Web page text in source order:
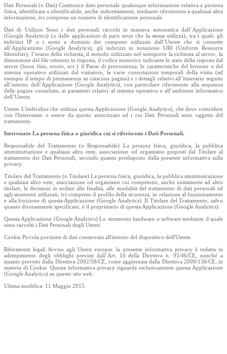
Dati Personali (o Dati) Costituisce dato personale qualunque informazione relativa a persona
fisica, identificata o identificabile, anche indirettamente, mediante riferimento a qualsiasi altra
informazione, ivi compreso un numero di identificazione personale.
Dati di Utilizzo Sono i dati personali raccolti in maniera automatica dall’Applicazione
(Google Analytics) (o dalle applicazioni di parti terze che la stessa utilizza), tra i quali: gli
indirizzi IP o i nomi a dominio dei computer utilizzati dall’Utente che si connette
all’Applicazione (Google Analytics), gli indirizzi in notazione URI (Uniform Resource
Identifier), l’orario della richiesta, il metodo utilizzato nel sottoporre la richiesta al server, la
dimensione del file ottenuto in risposta, il codice numerico indicante lo stato della risposta dal
server (buon fine, errore, ecc.) il Paese di provenienza, le caratteristiche del browser e del
sistema operativo utilizzati dal visitatore, le varie connotazioni temporali della visita (ad
esempio il tempo di permanenza su ciascuna pagina) e i dettagli relativi all’itinerario seguito
all’interno dell’Applicazione (Google Analytics), con particolare riferimento alla sequenza
delle pagine consultate, ai parametri relativi al sistema operativo e all’ambiente informatico
dell’Utente.
Utente L'individuo che utilizza questa Applicazione (Google Analytics), che deve coincidere
con l'Interessato o essere da questo autorizzato ed i cui Dati Personali sono oggetto del
trattamento.
Interessato La persona fisica o giuridica cui si riferiscono i Dati Personali.
Responsabile del Trattamento (o Responsabile) La persona fisica, giuridica, la pubblica
amministrazione e qualsiasi altro ente, associazione od organismo preposti dal Titolare al
trattamento dei Dati Personali, secondo quanto predisposto dalla presente informativa sulla
privacy.
Titolare del Trattamento (o Titolare) La persona fisica, giuridica, la pubblica amministrazione
e qualsiasi altro ente, associazione od organismo cui competono, anche unitamente ad altro
titolare, le decisioni in ordine alle finalità, alle modalità del trattamento di dati personali ed
agli strumenti utilizzati, ivi compreso il profilo della sicurezza, in relazione al funzionamento
e alla fruizione di questa Applicazione (Google Analytics). Il Titolare del Trattamento, salvo
quanto diversamente specificato, è il proprietario di questa Applicazione (Google Analytics).
Questa Applicazione (Google Analytics) Lo strumento hardware o software mediante il quale
sono raccolti i Dati Personali degli Utenti.
Cookie Piccola porzione di dati conservata all'interno del dispositivo dell'Utente.
Riferimenti legali Avviso agli Utenti europei: la presente informativa privacy è redatta in
adempimento degli obblighi previsti dall’Art. 10 della Direttiva n. 95/46/CE, nonché a
quanto previsto dalla Direttiva 2002/58/CE, come aggiornata dalla Direttiva 2009/136/CE, in
materia di Cookie. Questa informativa privacy riguarda esclusivamente questa Applicazione
(Google Analytics) su questo sito web.
Ultima modifica: 11 Maggio 2015